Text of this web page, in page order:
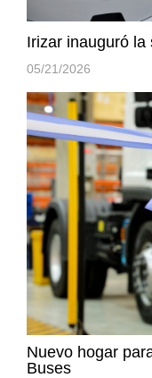
Irizar inauguró la
05/21/2026
Nuevo hogar
Buses